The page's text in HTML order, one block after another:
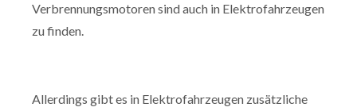
Verbrennungsmotoren sind auch in Elektrofahrzeugen
zu finden.
Allerdings gibt es in Elektrofahrzeugen zusätzliche